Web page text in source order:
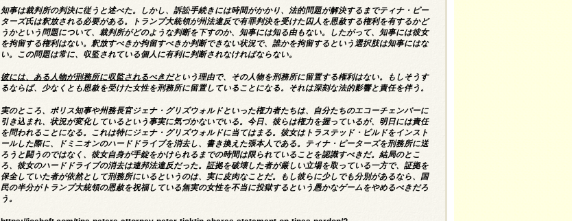
知事は裁判所の判決に従うと述べた。しかし、訴訟手続きには時間がかかり、法的問題が解決するまでティナ・ピー
ターズ氏は釈放される必要がある。トランプ大統領が州法違反で有罪判決を受けた囚人を恩赦する権利を有するかど
うかという問題について、裁判所がどのような判断を下すのか、知事には知る由もない。したがって、知事には彼女
を拘留する権利はない。釈放すべきか拘留すべきか判断できない状況で、誰かを拘留するという選択肢は知事にはな
い。この問題は常に、収監されている個人に有利に判断されなければならない。
彼には、ある人物が刑務所に収監されるべきだという理由で、その人物を刑務所に留置する権利はない。もしそうす
るならば、少なくとも恩赦を受けた女性を刑務所に留置していることになる。それは深刻な法的影響と責任を伴う。
実のところ、ポリス知事や州務長官ジェナ・グリズウォルドといった権力者たちは、自分たちのエコーチェンバーに
引き込まれ、状況が変化しているという事実に気づかないでいる。今日、彼らは権力を握っているが、明日には責任
を問われることになる。これは特にジェナ・グリズウォルドに当てはまる。彼女はトラステッド・ビルドをインスト
ールした際に、ドミニオンのハードドライブを消去し、書き換えた張本人である。ティナ・ピーターズを刑務所に送
ろうと闘うのではなく、彼女自身が手錠をかけられるまでの時間は限られていることを認識すべきだ。結局のとこ
ろ、彼女のハードドライブの消去は連邦法違反だった。証拠を破壊した者が厳しい立場を取っている一方で、証拠を
保全していた者が依然として刑務所にいるというのは、実に皮肉なことだ。もし彼らに少しでも分別があるなら、国
民の半分がトランプ大統領の恩赦を祝福している無実の女性を不当に投獄するという愚かなゲームをやめるべきだろ
う。